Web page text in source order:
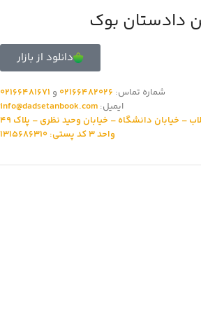
دادستان بوک
دانلود از بازار
شماره تماس: 02166482026 و 02166481671
ایمیل: info@dadsetanbook.com
تهران – خیابان انقلاب – خیابان دانشگاه – خیابان وحید نظری – پلاک 49
واحد 3 کد پستی: 1315686310